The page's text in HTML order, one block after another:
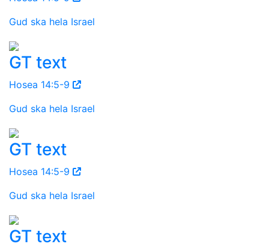
Gud ska hela Israel
GT text
Hosea 14:5-9
Gud ska hela Israel
GT text
Hosea 14:5-9
Gud ska hela Israel
GT text